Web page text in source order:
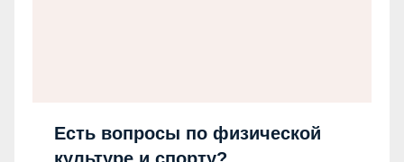
Есть вопросы по физической